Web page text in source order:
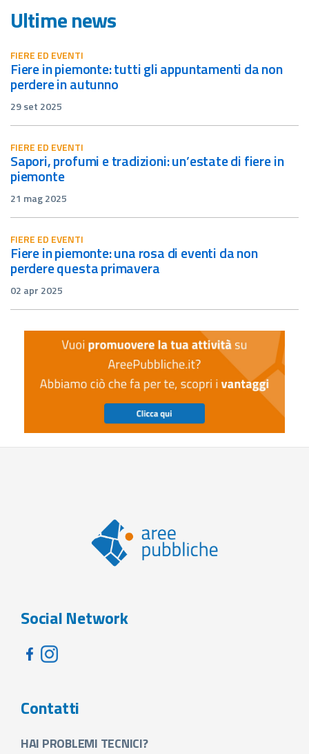
Ultime news
FIERE ED EVENTI
fiere in piemonte: tutti gli appuntamenti da non
perdere in autunno
29 set 2025
FIERE ED EVENTI
sapori, profumi e tradizioni: un’estate di fiere in
piemonte
21 mag 2025
FIERE ED EVENTI
fiere in piemonte: una rosa di eventi da non
perdere questa primavera
02 apr 2025
Social Network
Contatti
HAI PROBLEMI TECNICI?